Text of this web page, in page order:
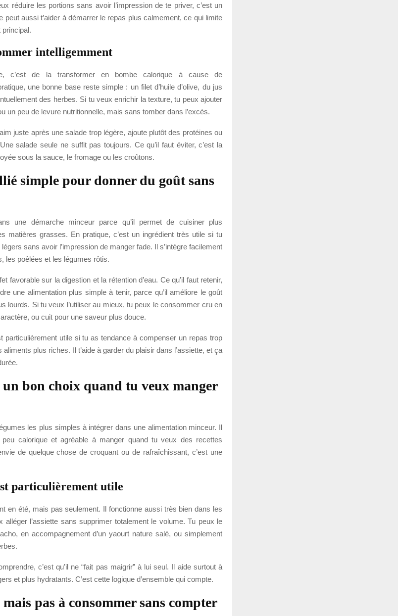
réduire les portions sans avoir l’impression de te priver, c’est un
peut aussi t’aider à démarrer le repas plus calmement, ce qui limite
intelligemment
c’est de la transformer en bombe calorique à cause de
une bonne base reste simple : un filet d’huile d’olive, du jus
des herbes. Si tu veux enrichir la texture, tu peux ajouter
un peu de levure nutritionnelle, mais sans tomber dans l’excès.
juste après une salade trop légère, ajoute plutôt des protéines ou
salade seule ne suffit pas toujours. Ce qu’il faut éviter, c’est la
sous la sauce, le fromage ou les croûtons.
simple pour donner du goût sans
une démarche minceur parce qu’il permet de cuisiner plus
matières grasses. En pratique, c’est un ingrédient très utile si tu
sans avoir l’impression de manger fade. Il s’intègre facilement
les poêlées et les légumes rôtis.
favorable sur la digestion et la rétention d’eau. Ce qu’il faut retenir,
une alimentation plus simple à tenir, parce qu’il améliore le goût
lourds. Si tu veux l’utiliser au mieux, tu peux le consommer cru en
ou cuit pour une saveur plus douce.
particulièrement utile si tu as tendance à compenser un repas trop
aliments plus riches. Il t’aide à garder du plaisir dans l’assiette, et ça
bon choix quand tu veux manger
les plus simples à intégrer dans une alimentation minceur. Il
calorique et agréable à manger quand tu veux des recettes
de quelque chose de croquant ou de rafraîchissant, c’est une
particulièrement utile
en été, mais pas seulement. Il fonctionne aussi très bien dans les
alléger l’assiette sans supprimer totalement le volume. Tu peux le
en accompagnement d’un yaourt nature salé, ou simplement
c’est qu’il ne “fait pas maigrir” à lui seul. Il aide surtout à
et plus hydratants. C’est cette logique d’ensemble qui compte.
pas à consommer sans compter